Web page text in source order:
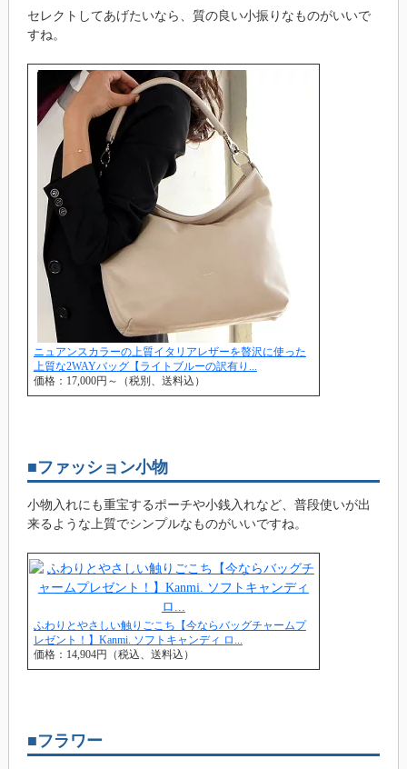
セレクトしてあげたいなら、質の良い小振りなものがいいで
すね。
ニュアンスカラーの上質イタリアレザーを贅沢に使った
上質な2WAYバッグ【ライトブルーの訳有り...
価格：17,000円～（税別、送料込）
■ファッション小物
小物入れにも重宝するポーチや小銭入れなど、普段使いが出
来るような上質でシンプルなものがいいですね。
ふわりとやさしい触りごこち【今ならバッグチャームプ
レゼント！】Kanmi. ソフトキャンディ ロ...
価格：14,904円（税込、送料込）
■フラワー